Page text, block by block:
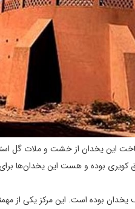
این یخدان از خشت و ملات گل
کویری بوده و هست این یخدان‌ها
نگه داشتن کف یخدان بوده است. این مرکز